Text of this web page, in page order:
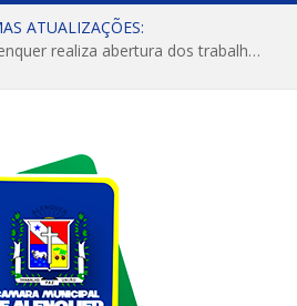
ATUALIZAÇÕES:
Câmara Municipal de Alenquer realiza abertura dos trabalhos do 4º Período Legislativo